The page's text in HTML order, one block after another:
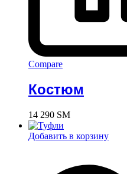
Compare
Костюм
14 290 ЅМ
Добавить в корзину